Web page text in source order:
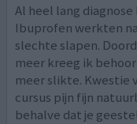
Al heel lang
Ibuprofen werkten
slechte slapen.
meer kreeg ik
meer slikte. Kwestie
cursus pijn fijn
behalve dat je